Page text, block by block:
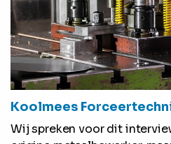
Koolmees
Wij spreken voor dit